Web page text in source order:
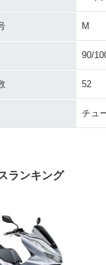
M
90/
52
チュ
ランキング